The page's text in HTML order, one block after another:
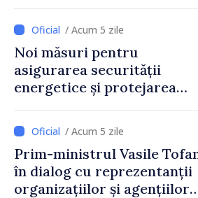
industriei IT”
/ Acum 5 zile
Noi măsuri pentru
asigurarea securității
energetice și protejarea
de CNMC
/ Acum 5 zile
Prim-ministrul Vasile
în dialog cu reprezentanții
organizațiilor și agențiilor